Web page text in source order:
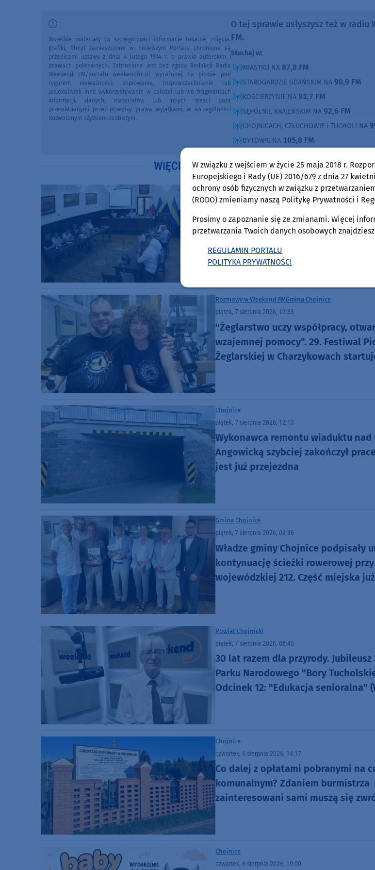
O tej sprawie usłyszysz też w radiu
FM.
Słuchaj w:
MIASTKU NA 87,8 FM
STAROGARDZIE GDAŃSKIM NA 90,9 FM
KOŚCIERZYNIE NA 91,7 FM
SĘPÓLNIE KRAJEŃSKIM NA 92,6 FM
CHOJNICACH, CZŁUCHOWIE I TUCHOLI NA
BYTOWIE NA 105,8 FM
Wszelkie materiały (w szczególności informacje lokalne, zdjęcia,
grafiki, filmy) zamieszczone w niniejszym Portalu chronione są
przepisami ustawy z dnia 4 lutego 1994 r. o prawie autorskim i
prawach pokrewnych. Zabronione jest bez zgody Redakcji Radia
Weekend FM/portalu weekendfm.pl wyrażonej na piśmie pod
rygorem nieważności: kopiowanie, rozpowszechnianie lub
jakiekolwiek inne wykorzystywanie w całości lub we fragmentach
informacji, danych, materiałów lub innych treści poza
przewidzianymi przez przepisy prawa wyjątkami, w szczególności
dozwolonym użytkiem osobistym.
WIĘCEJ WIADOMOŚCIw Weekend FM
Gmina Chojnice
piątek, 7 sierpnia 2026, 13:08
Rada Gminy w Chojnicach jednak
planu ogólnego. Decyzja została
czasie
Rozmowy w Weekend FMGmina Chojnice
piątek, 7 sierpnia 2026, 12:33
"Żeglarstwo uczy współpracy,
wzajemnej pomocy". 29. Festiwal
Żeglarskiej w Charzykowach
Chojnice
piątek, 7 sierpnia 2026, 12:13
Wykonawca remontu wiaduktu nad
Angowicką szybciej zakończył
jest już przejezdna
Gmina Chojnice
piątek, 7 sierpnia 2026, 09:36
Władze gminy Chojnice podpisały
kontynuację ścieżki rowerowej
wojewódzkiej 212. Część miejska
Powiat Chojnicki
piątek, 7 sierpnia 2026, 08:45
30 lat razem dla przyrody.
Parku Narodowego "Bory
Odcinek 12: "Edukacja senioralna"
Chojnice
czwartek, 6 sierpnia 2026, 14:17
Co dalej z opłatami pobranymi na
komunalnym? Zdaniem burmistrza
zainteresowani sami muszą się
Chojnice
czwartek, 6 sierpnia 2026, 10:00
W związku z wejściem w życie 25 maja 2018 r.
Europejskiego i Rady (UE) 2016/679 z dnia 27
ochrony osób fizycznych w związku z
(RODO) zmieniamy naszą Politykę Prywatności i
Prosimy o zapoznanie się ze zmianami. Więcej
przetwarzania Twoich danych osobowych
REGULAMIN PORTALU
POLITYKA PRYWATNOŚCI